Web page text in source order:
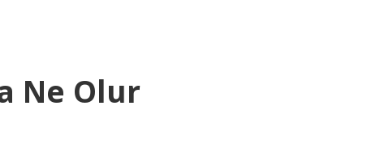
Ne Olur